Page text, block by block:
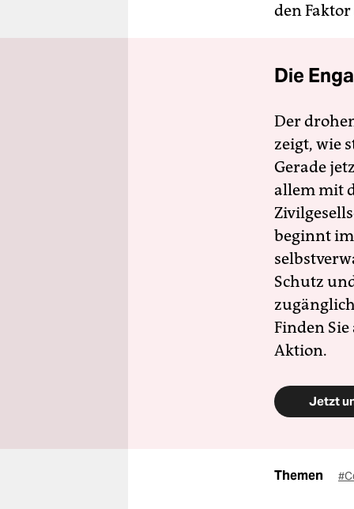
den
Die
Der
zeigt, wie
Gerade
allem mit
beginnt
Schutz
Finden
Aktion.
Jetzt
Themen